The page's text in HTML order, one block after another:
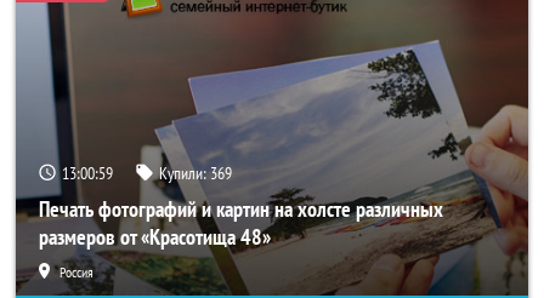
13:00:55 Купили:369
Печать фотографий и картин на холсте различных
размеров от «Красотища 48»
Россия